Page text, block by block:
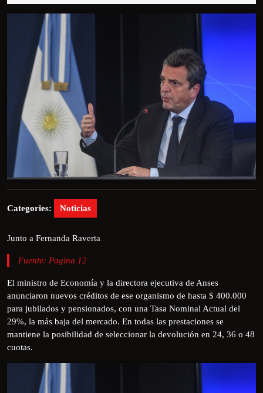
Categories: Noticias
Junto a Fernanda Raverta
Fuente: Pagina 12
El ministro de Economía y la directora ejecutiva de Anses
anunciaron nuevos créditos de ese organismo de hasta $ 400.000
para jubilados y pensionados, con una Tasa Nominal Actual del
29%, la más baja del mercado. En todas las prestaciones se
mantiene la posibilidad de seleccionar la devolución en 24, 36 o 48
cuotas.